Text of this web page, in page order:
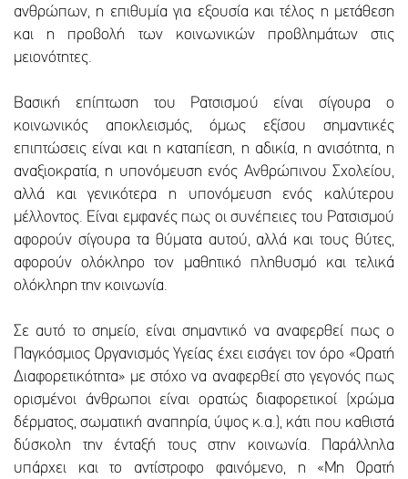
ανθρώπων, η επιθυμία για εξουσία και τέλος η μετάθεση
και η προβολή των κοινωνικών προβλημάτων στις
μειονότητες.
Βασική επίπτωση του Ρατσισμού είναι σίγουρα ο
κοινωνικός αποκλεισμός, όμως εξίσου σημαντικές
επιπτώσεις είναι και η καταπίεση, η αδικία, η ανισότητα, η
αναξιοκρατία, η υπονόμευση ενός Ανθρώπινου Σχολείου,
αλλά και γενικότερα η υπονόμευση ενός καλύτερου
μέλλοντος. Είναι εμφανές πως οι συνέπειες του Ρατσισμού
αφορούν σίγουρα τα θύματα αυτού, αλλά και τους θύτες,
αφορούν ολόκληρο τον μαθητικό πληθυσμό και τελικά
ολόκληρη την κοινωνία.
Σε αυτό το σημείο, είναι σημαντικό να αναφερθεί πως ο
Παγκόσμιος Οργανισμός Υγείας έχει εισάγει τον όρο «Ορατή
Διαφορετικότητα» με στόχο να αναφερθεί στο γεγονός πως
ορισμένοι άνθρωποι είναι ορατώς διαφορετικοί (χρώμα
δέρματος, σωματική αναπηρία, ύψος κ.α.), κάτι που καθιστά
δύσκολη την ένταξή τους στην κοινωνία. Παράλληλα
υπάρχει και το αντίστροφο φαινόμενο, η «Μη Ορατή